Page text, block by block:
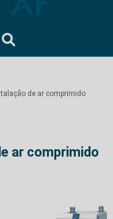
de ar comprimido
ar comprimido